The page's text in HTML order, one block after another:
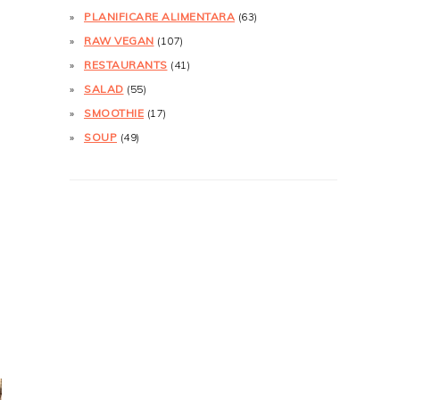
PLANIFICARE ALIMENTARA (63)
RAW VEGAN (107)
RESTAURANTS (41)
SALAD (55)
SMOOTHIE (17)
SOUP (49)